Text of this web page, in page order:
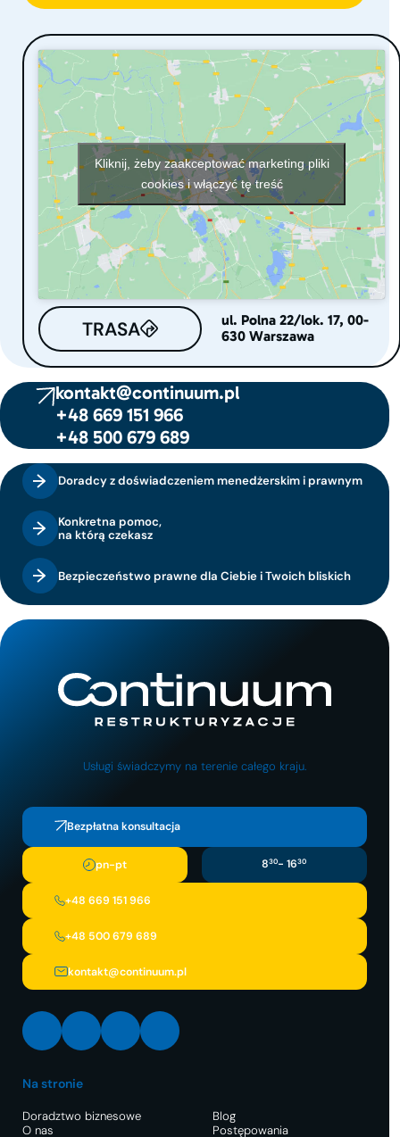
Kliknij, żeby zaakceptować marketing pliki
cookies i włączyć tę treść
TRASA
ul. Polna 22/lok. 17, 00-
630 Warszawa
kontakt@continuum.pl
+48 669 151 966
+48 500 679 689
Doradcy z doświadczeniem menedżerskim i prawnym
Konkretna pomoc,
na którą czekasz
Bezpieczeństwo prawne dla Ciebie i Twoich bliskich
Usługi świadczymy na terenie całego kraju.
Bezpłatna konsultacja
pn-pt 830- 1630
+48 669 151 966
+48 500 679 689
kontakt@continuum.pl
Na stronie
Doradztwo biznesowe
O nas
Blog
Postępowania
LinkedInFacebookInstagram